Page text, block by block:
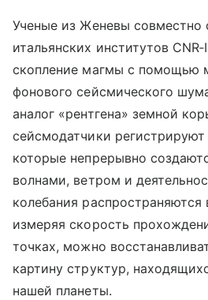
Ученые из Женевы совместно
итальянских институтов
скопление магмы с помощью
фонового сейсмического
аналог «рентгена» земной
сейсмодатчики
которые непрерывно
волнами, ветром и
колебания распространяются
измеряя скорость
точках, можно
картину структур,
нашей планеты.